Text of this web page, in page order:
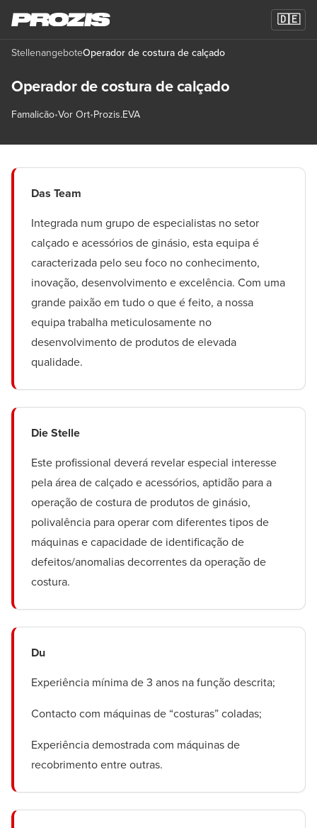
🇩🇪
StellenangeboteOperador de costura de calçado
Operador de costura de calçado
Famalicão•Vor Ort•Prozis.EVA
Das Team
Integrada num grupo de especialistas no setor
calçado e acessórios de ginásio, esta equipa é
caracterizada pelo seu foco no conhecimento,
inovação, desenvolvimento e excelência. Com uma
grande paixão em tudo o que é feito, a nossa
equipa trabalha meticulosamente no
desenvolvimento de produtos de elevada
qualidade.
Die Stelle
Este profissional deverá revelar especial interesse
pela área de calçado e acessórios, aptidão para a
operação de costura de produtos de ginásio,
polivalência para operar com diferentes tipos de
máquinas e capacidade de identificação de
defeitos/anomalias decorrentes da operação de
costura.
Du
Experiência mínima de 3 anos na função descrita;
Contacto com máquinas de “costuras” coladas;
Experiência demostrada com máquinas de
recobrimento entre outras.